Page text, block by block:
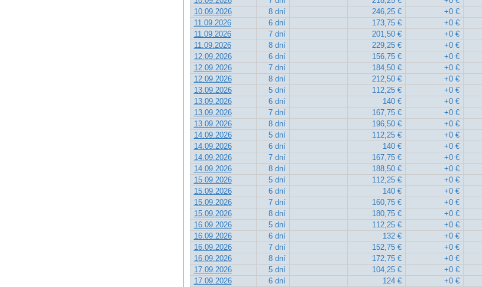
10.09.2026
8 dní 246,25 €
+0 €
11.09.2026
6 dní 173,75 €
+0 €
11.09.2026
7 dní 201,50 €
+0 €
11.09.2026
8 dní 229,25 €
+0 €
12.09.2026
6 dní 156,75 €
+0 €
12.09.2026
7 dní 184,50 €
+0 €
12.09.2026
8 dní 212,50 €
+0 €
13.09.2026
5 dní 112,25 €
+0 €
13.09.2026
6 dní 140 €
+0 €
13.09.2026
7 dní 167,75 €
+0 €
13.09.2026
8 dní 196,50 €
+0 €
14.09.2026
5 dní 112,25 €
+0 €
14.09.2026
6 dní 140 €
+0 €
14.09.2026
7 dní 167,75 €
+0 €
14.09.2026
8 dní 188,50 €
+0 €
15.09.2026
5 dní 112,25 €
+0 €
15.09.2026
6 dní 140 €
+0 €
15.09.2026
7 dní 160,75 €
+0 €
15.09.2026
8 dní 180,75 €
+0 €
16.09.2026
5 dní 112,25 €
+0 €
16.09.2026
6 dní 132 €
+0 €
16.09.2026
7 dní 152,75 €
+0 €
16.09.2026
8 dní 172,75 €
+0 €
17.09.2026
5 dní 104,25 €
+0 €
17.09.2026
6 dní 124 €
+0 €